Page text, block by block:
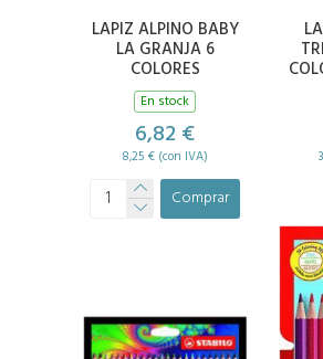
LAPIZ ALPINO BABY
LA GRANJA 6
COLORES
En stock
6,82 €
8,25 € (con IVA)
Comprar